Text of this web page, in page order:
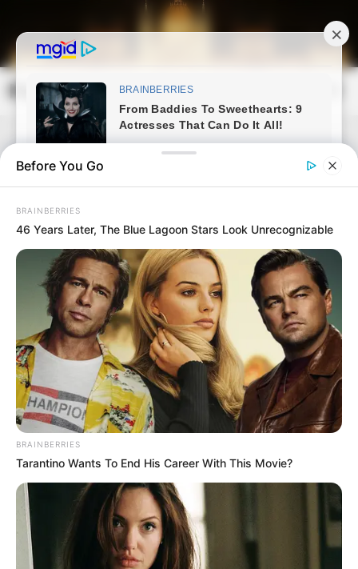
content
Magyarország Kincsei
Search
Before You Go
BRAINBERRIES
46 Years Later, The Blue Lagoon Stars Look Unrecognizable
BRAINBERRIES
Tarantino Wants To End His Career With This Movie?